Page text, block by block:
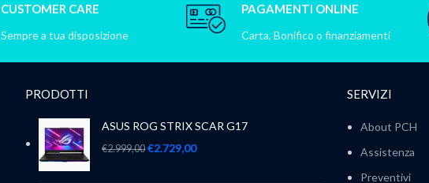
CUSTOMER CARE
Sempre a tua disposizione
PAGAMENTI ONLINE
Carta, Bonifico o finanziamenti
PRODOTTI
ASUS ROG STRIX SCAR G17
€2.999,00 €2.729,00
SERVIZI
About PCH
Assistenza
Preventivi